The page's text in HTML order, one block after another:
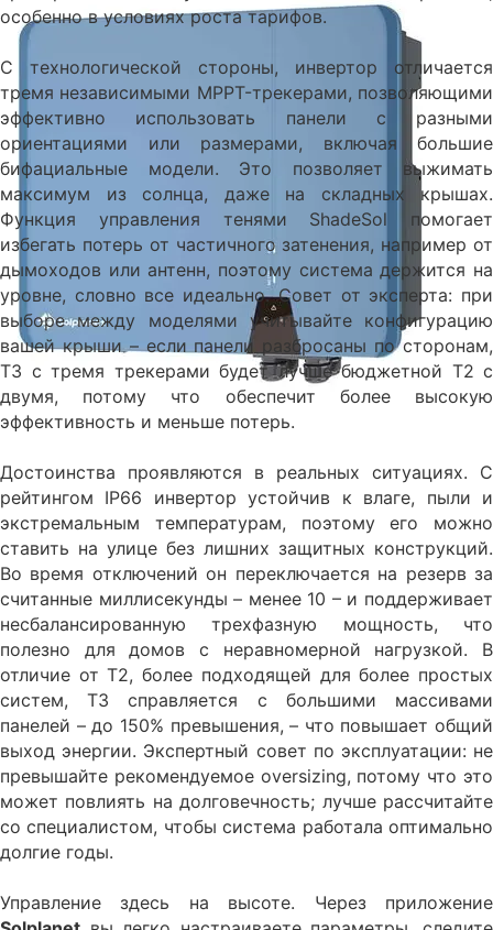
особенно в условиях роста тарифов.
С технологической стороны, инвертор отличается
тремя независимыми MPPT-трекерами, позволяющими
эффективно использовать панели с разными
ориентациями или размерами, включая большие
бифациальные модели. Это позволяет выжимать
максимум из солнца, даже на складных крышах.
Функция управления тенями ShadeSol помогает
избегать потерь от частичного затенения, например от
дымоходов или антенн, поэтому система держится на
уровне, словно все идеально. Совет от эксперта: при
выборе между моделями учитывайте конфигурацию
вашей крыши – если панели разбросаны по сторонам,
T3 с тремя трекерами будет лучше бюджетной T2 с
двумя, потому что обеспечит более высокую
эффективность и меньше потерь.
Достоинства проявляются в реальных ситуациях. С
рейтингом IP66 инвертор устойчив к влаге, пыли и
экстремальным температурам, поэтому его можно
ставить на улице без лишних защитных конструкций.
Во время отключений он переключается на резерв за
считанные миллисекунды – менее 10 – и поддерживает
несбалансированную трехфазную мощность, что
полезно для домов с неравномерной нагрузкой. В
отличие от T2, более подходящей для более простых
систем, T3 справляется с большими массивами
панелей – до 150% превышения, – что повышает общий
выход энергии. Экспертный совет по эксплуатации: не
превышайте рекомендуемое oversizing, потому что это
может повлиять на долговечность; лучше рассчитайте
со специалистом, чтобы система работала оптимально
долгие годы.
Управление здесь на высоте. Через приложение